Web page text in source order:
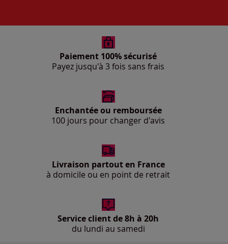
Paiement 100% sécurisé
Payez jusqu'à 3 fois sans frais
Enchantée ou remboursée
100 jours pour changer d'avis
Livraison partout en France
à domicile ou en point de retrait
Service client de 8h à 20h
du lundi au samedi